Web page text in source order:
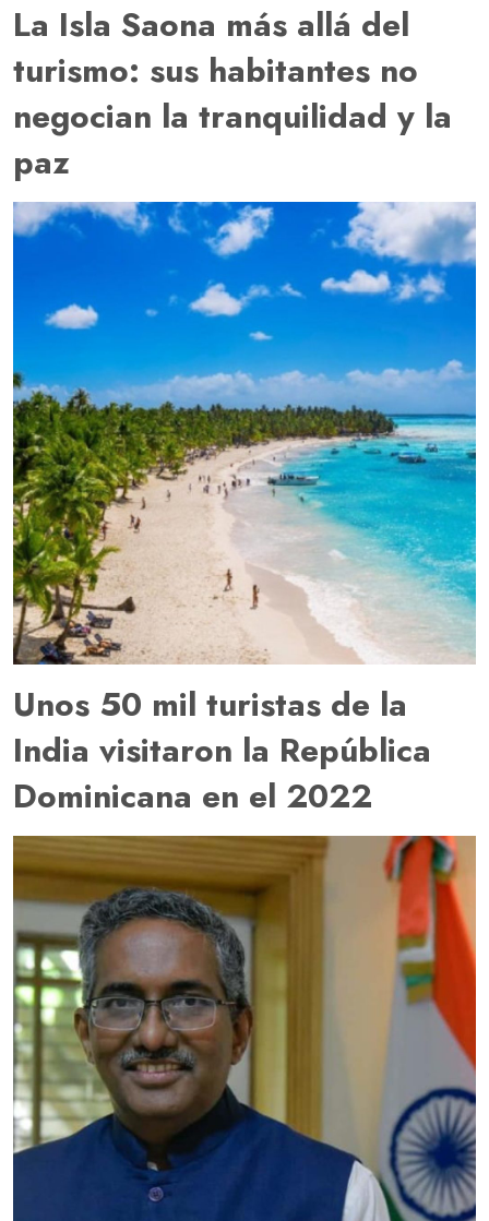
La Isla Saona más allá del
turismo: sus habitantes no
negocian la tranquilidad y la
paz
Unos 50 mil turistas de la
India visitaron la República
Dominicana en el 2022